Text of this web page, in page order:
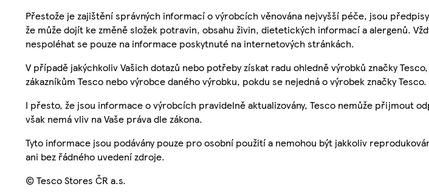
Přestože je zajištění správných informací o výrobcích věnována nejvyšší péče, jsou
že může dojít ke změně složek potravin, obsahu živin, dietetických informací a alergenů.
nespoléhat se pouze na informace poskytnuté na internetových stránkách.
V případě jakýchkoliv Vašich dotazů nebo potřeby získat radu ohledně výrobků značky
zákazníkům Tesco nebo výrobce daného výrobku, pokdu se nejedná o výrobek značky Tesco.
I přesto, že jsou informace o výrobcích pravidelně aktualizovány, Tesco nemůže přijmout
však nemá vliv na Vaše práva dle zákona.
Tyto informace jsou podávány pouze pro osobní použití a nemohou být jakkoliv
ani bez řádného uvedení zdroje.
© Tesco Stores ČR a.s.